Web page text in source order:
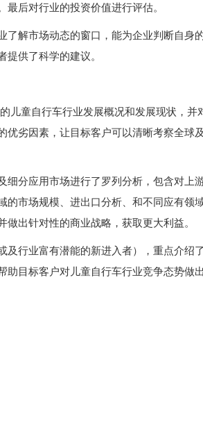
后对行业的投资价值进行评估。
解市场动态的窗口，能为企业判断自身
供了科学的建议。
儿童自行车行业发展概况和发展现状，并
劣因素，让目标客户可以清晰考察全球
分应用市场进行了罗列分析，包含对上
市场规模、进出口分析、和不同应有领
出针对性的商业战略，获取更大利益。
行业富有潜能的新进入者），重点介绍
目标客户对儿童自行车行业竞争态势做